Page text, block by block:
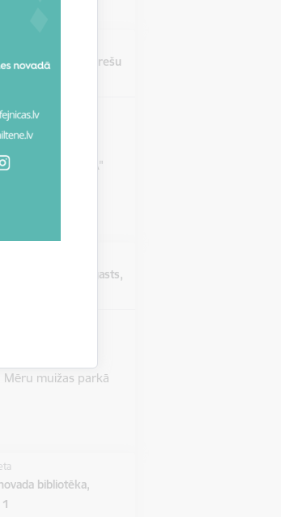
“Mākonīši”, Virešu
- 2027.
ZIEMEĻGAUJA"
Mēri, Bilskas pagasts,
muižas parkā
bibliotēka,